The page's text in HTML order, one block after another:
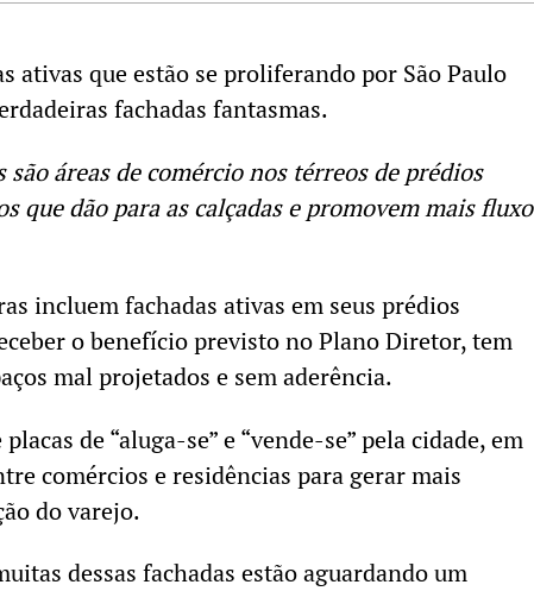
ativas que estão se proliferando por São Paulo
fachadas fantasmas.
áreas de comércio nos térreos de prédios
que dão para as calçadas e promovem mais fluxo
incluem fachadas ativas em seus prédios
o benefício previsto no Plano Diretor, tem
mal projetados e sem aderência.
de “aluga-se” e “vende-se” pela cidade, em
comércios e residências para gerar mais
do varejo.
dessas fachadas estão aguardando um